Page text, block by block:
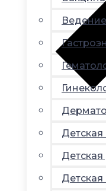
Детская
Детская